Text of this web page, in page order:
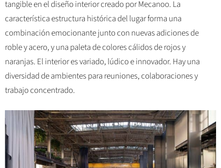
tangible en el diseño interior creado por Mecanoo. La
característica estructura histórica del lugar forma una
combinación emocionante junto con nuevas adiciones de
roble y acero, y una paleta de colores cálidos de rojos y
naranjas. El interior es variado, lúdico e innovador. Hay una
diversidad de ambientes para reuniones, colaboraciones y
trabajo concentrado.